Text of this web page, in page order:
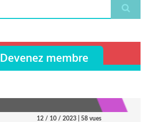
Devenez membre
12 / 10 / 2023 | 58 vues